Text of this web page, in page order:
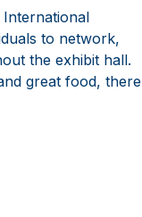
International
to network,
the exhibit hall.
great food, there